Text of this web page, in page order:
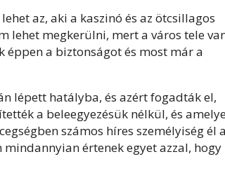
az, aki a kaszinó és az ötcsillagos
lehet megkerülni, mert a város tele
éppen a biztonságot és most már a
lépett hatályba, és azért fogadták el,
a beleegyezésük nélkül, és
számos híres személyiség él a
értenek egyet azzal, hogy